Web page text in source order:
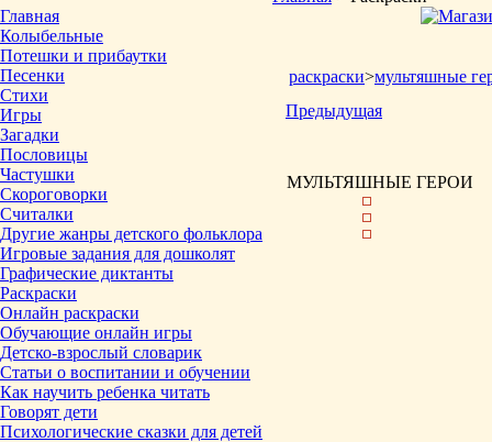
Главная
Колыбельные
Потешки и прибаутки
Песенки
Стихи
Игры
Загадки
Пословицы
Частушки
Скороговорки
Считалки
Другие жанры детского фольклора
Игровые задания для дошколят
Графические диктанты
Раскраски
Онлайн раскраски
Обучающие онлайн игры
Детско-взрослый словарик
Статьи о воспитании и обучении
Как научить ребенка читать
Говорят дети
Психологические сказки для детей
раскраски>мультяшные
Предыдущая
МУЛЬТЯШНЫЕ ГЕРОИ